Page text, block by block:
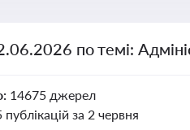
по темі:
14675 джерел
публікацій за 2 червня